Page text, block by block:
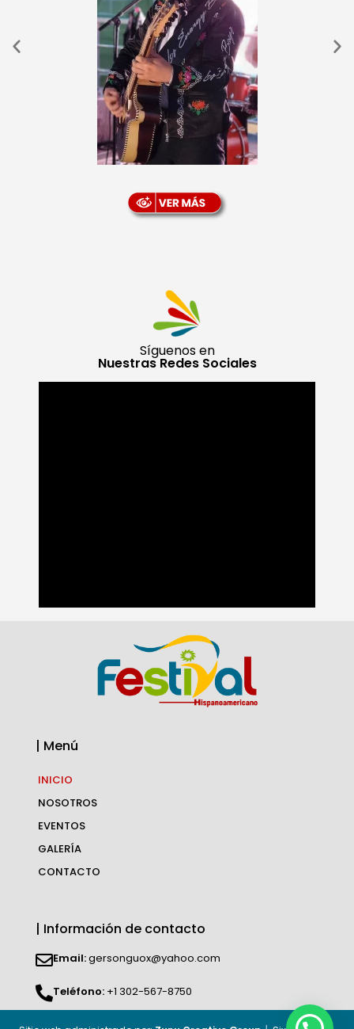
Síguenos en
Nuestras Redes Sociales
| Menú
INICIO
NOSOTROS
EVENTOS
GALERÍA
CONTACTO
| Información de contacto
Email:gersonguox@yahoo.com
Teléfono: +1 302-567-8750